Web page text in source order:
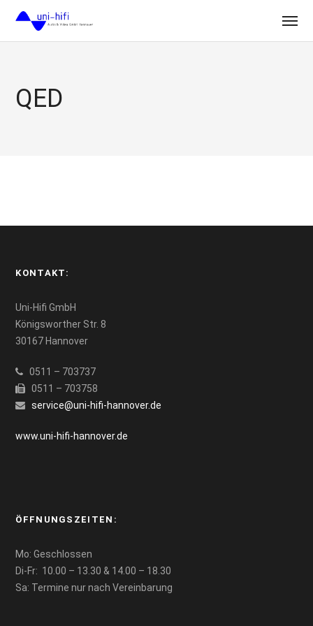
QED
KONTAKT:
Uni-Hifi GmbH
Königsworther Str. 8
30167 Hannover
0511 – 703737
0511 – 703758
service@uni-hifi-hannover.de
www.uni-hifi-hannover.de
ÖFFNUNGSZEITEN:
Mo: Geschlossen
Di-Fr: 10.00 – 13.30 & 14.00 – 18.30
Sa: Termine nur nach Vereinbarung